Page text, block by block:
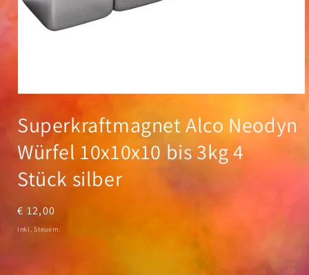
in
Modal
öffnen
Superkraftmagnet Alco Neodyn
Würfel 10x10x10 bis 3kg 4
Stück silber
Normaler
Preis
€ 12,00
Inkl. Steuern.